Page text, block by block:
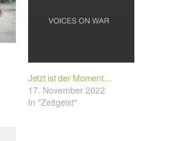
Jetzt ist der Moment…
17. November 2022
In "Zeitgeist"